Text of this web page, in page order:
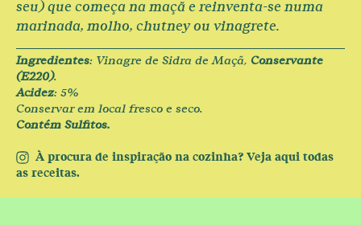
seu) que começa na maçã e reinventa-se numa
marinada, molho, chutney ou vinagrete.
Ingredientes: Vinagre de Sidra de Maçã, Conservante
(E220).
Acidez: 5%
Conservar em local fresco e seco.
Contém Sulfitos.
À procura de inspiração na cozinha? Veja aqui todas
as receitas.